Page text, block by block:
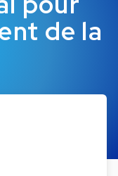
de la